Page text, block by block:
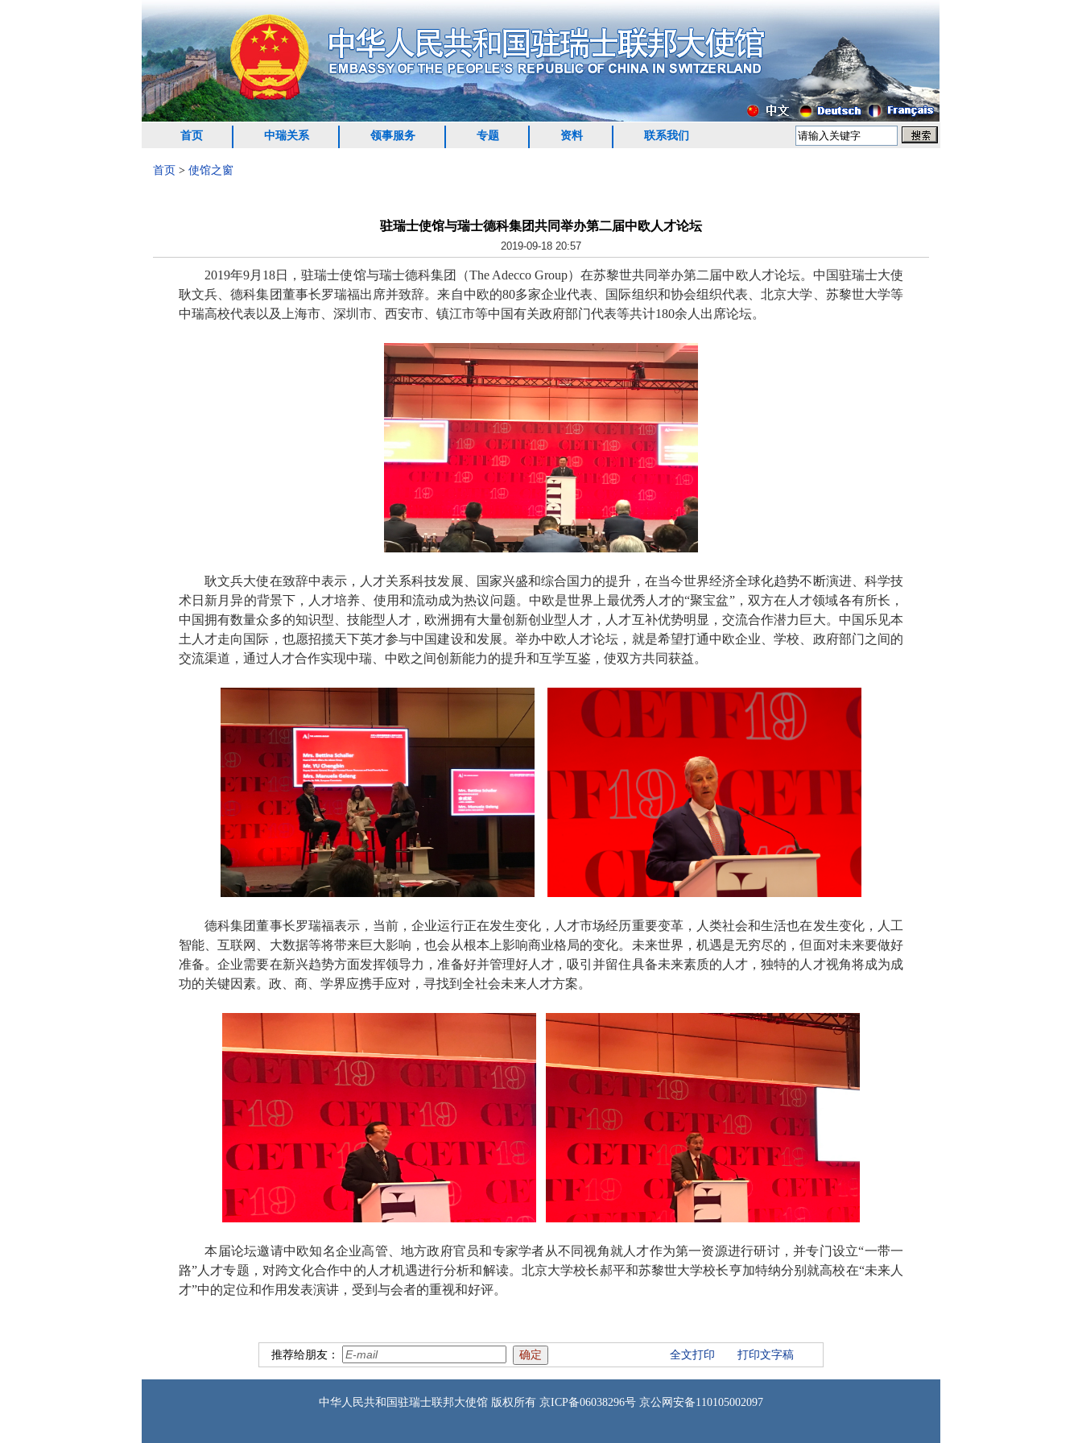
首页 中瑞关系 领事服务 专题 资料 联系我们
首页 > 使馆之窗
驻瑞士使馆与瑞士德科集团共同举办第二届中欧人才论坛
2019-09-18 20:57
2019年9月18日，驻瑞士使馆与瑞士德科集团（The Adecco Group）在苏黎世共同举办第二届中欧人才论坛。中国驻瑞士大使
耿文兵、德科集团董事长罗瑞福出席并致辞。来自中欧的80多家企业代表、国际组织和协会组织代表、北京大学、苏黎世大学等
中瑞高校代表以及上海市、深圳市、西安市、镇江市等中国有关政府部门代表等共计180余人出席论坛。
耿文兵大使在致辞中表示，人才关系科技发展、国家兴盛和综合国力的提升，在当今世界经济全球化趋势不断演进、科学技
术日新月异的背景下，人才培养、使用和流动成为热议问题。中欧是世界上最优秀人才的“聚宝盆”，双方在人才领域各有所长，
中国拥有数量众多的知识型、技能型人才，欧洲拥有大量创新创业型人才，人才互补优势明显，交流合作潜力巨大。中国乐见本
土人才走向国际，也愿招揽天下英才参与中国建设和发展。举办中欧人才论坛，就是希望打通中欧企业、学校、政府部门之间的
交流渠道，通过人才合作实现中瑞、中欧之间创新能力的提升和互学互鉴，使双方共同获益。
德科集团董事长罗瑞福表示，当前，企业运行正在发生变化，人才市场经历重要变革，人类社会和生活也在发生变化，人工
智能、互联网、大数据等将带来巨大影响，也会从根本上影响商业格局的变化。未来世界，机遇是无穷尽的，但面对未来要做好
准备。企业需要在新兴趋势方面发挥领导力，准备好并管理好人才，吸引并留住具备未来素质的人才，独特的人才视角将成为成
功的关键因素。政、商、学界应携手应对，寻找到全社会未来人才方案。
本届论坛邀请中欧知名企业高管、地方政府官员和专家学者从不同视角就人才作为第一资源进行研讨，并专门设立“一带一
路”人才专题，对跨文化合作中的人才机遇进行分析和解读。北京大学校长郝平和苏黎世大学校长亨加特纳分别就高校在“未来人
才”中的定位和作用发表演讲，受到与会者的重视和好评。
推荐给朋友： 全文打印 打印文字稿
中华人民共和国驻瑞士联邦大使馆 版权所有 京ICP备06038296号 京公网安备110105002097